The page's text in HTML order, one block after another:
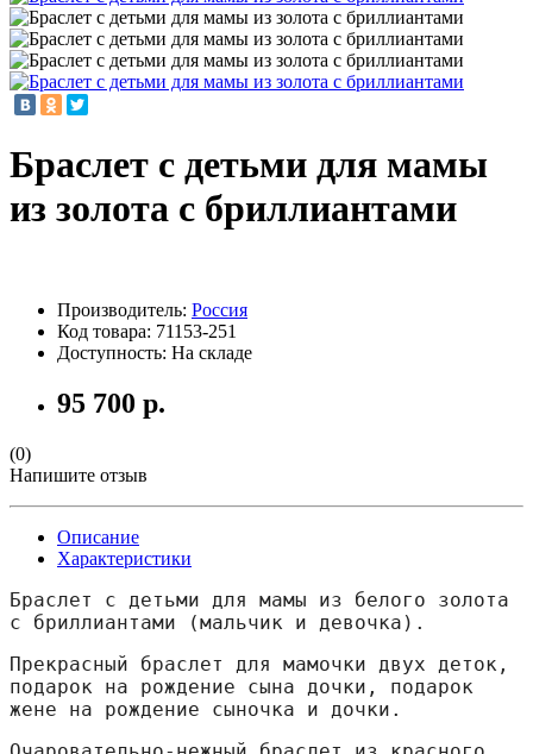
Браслет с детьми для мамы
из золота с бриллиантами
Производитель: Россия
Код товара: 71153-251
Доступность: На складе
95 700 р.
(0)
Напишите отзыв
Описание
Характеристики
Браслет с детьми для мамы из белого золота
с бриллиантами (мальчик и девочка).
Прекрасный браслет для мамочки двух деток,
подарок на рождение сына дочки, подарок
жене на рождение сыночка и дочки.